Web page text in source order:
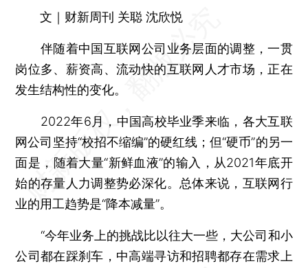
文｜财新周刊 关聪 沈欣悦
伴随着中国互联网公司业务层面的调整，一贯
岗位多、薪资高、流动快的互联网人才市场，正在
发生结构性的变化。
2022年6月，中国高校毕业季来临，各大互联
网公司坚持“校招不缩编”的硬红线；但“硬币”的另一
面是，随着大量“新鲜血液”的输入，从2021年底开
始的存量人力调整势必深化。总体来说，互联网行
业的用工趋势是“降本减量”。
“今年业务上的挑战比以往大一些，大公司和小
公司都在踩刹车，中高端寻访和招聘都存在需求上